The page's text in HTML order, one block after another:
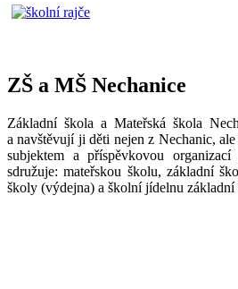
ZŠ a MŠ Nechanice
Základní škola a Mateřská škola
a navštěvují ji děti nejen z Nechanic,
subjektem a příspěvkovou
sdružuje: mateřskou školu, základní
školy (výdejna) a školní jídelnu základní